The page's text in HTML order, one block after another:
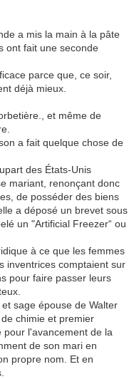
a mis la main à la pâte
ont fait une seconde
parce que, ce soir,
déjà mieux.
et même de
a fait quelque chose de
des États-Unis
mariant, renonçant donc
de posséder des biens
a déposé un brevet sous
un "Artificial Freezer“ ou
à ce que les femmes
inventrices comptaient sur
pour faire passer leurs
sage épouse de Walter
chimie et premier
pour l'avancement de la
de son mari en
propre nom. Et en